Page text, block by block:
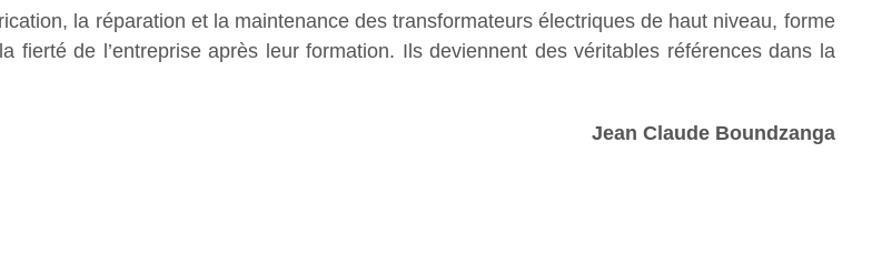
la réparation et la maintenance des transformateurs électriques de haut niveau, forme
de l’entreprise après leur formation. Ils deviennent des véritables références dans la
Jean Claude Boundzanga